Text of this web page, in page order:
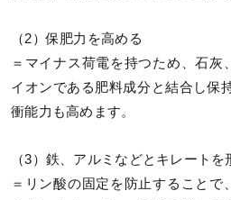
（2）保肥力を高める
＝マイナス荷電を持つため、石灰
イオンである肥料成分と結合し保
衝能力も高めます。
（3）鉄、アルミなどとキレートを
＝リン酸の固定を防止することで